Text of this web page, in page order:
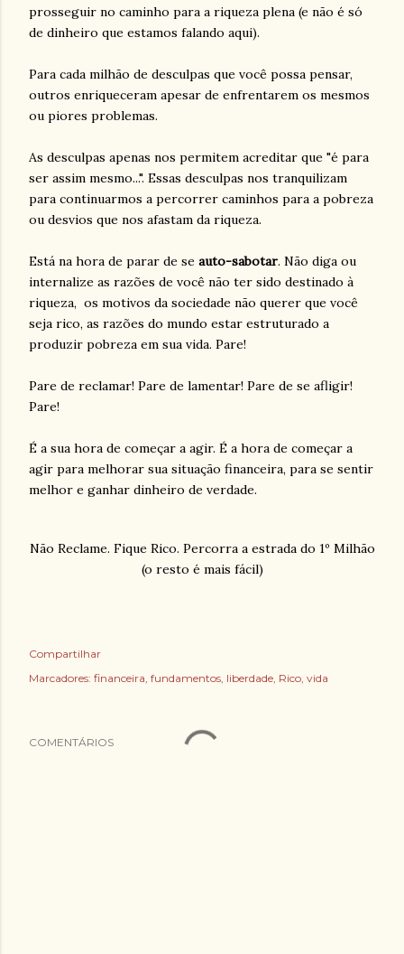
prosseguir no caminho para a riqueza plena (e não é só
de dinheiro que estamos falando aqui).
Para cada milhão de desculpas que você possa pensar,
outros enriqueceram apesar de enfrentarem os mesmos
ou piores problemas.
As desculpas apenas nos permitem acreditar que "é para
ser assim mesmo...". Essas desculpas nos tranquilizam
para continuarmos a percorrer caminhos para a pobreza
ou desvios que nos afastam da riqueza.
Está na hora de parar de se auto-sabotar. Não diga ou
internalize as razões de você não ter sido destinado à
riqueza, os motivos da sociedade não querer que você
seja rico, as razões do mundo estar estruturado a
produzir pobreza em sua vida. Pare!
Pare de reclamar! Pare de lamentar! Pare de se afligir!
Pare!
É a sua hora de começar a agir. É a hora de começar a
agir para melhorar sua situação financeira, para se sentir
melhor e ganhar dinheiro de verdade.
Não Reclame. Fique Rico. Percorra a estrada do 1º Milhão
(o resto é mais fácil)
Compartilhar
Marcadores: financeira fundamentos liberdade Rico vida
COMENTÁRIOS